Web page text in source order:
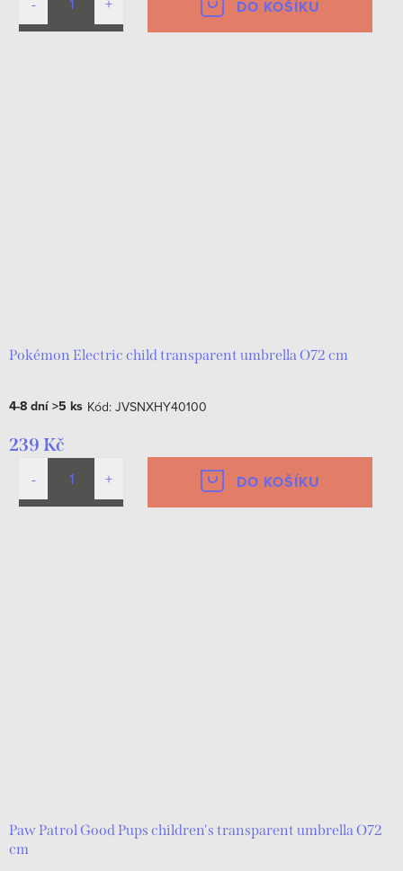
DO KOŠÍKU
Pokémon Electric child transparent umbrella O72 cm
4-8 dní>5 ks Kód: JVSNXHY40100
239 Kč
DO KOŠÍKU
Paw Patrol Good Pups children's transparent umbrella O72
cm